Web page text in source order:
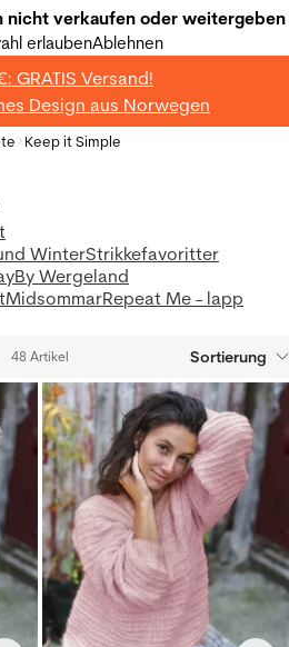
nicht verkaufen oder weitergeben
erlaubenAblehnen
GRATIS Versand!
Design aus Norwegen
>Keep it Simple
WinterStrikkefavoritter
By Wergeland
MidsommarRepeat Me - lapp
48 Artikel Sortierung